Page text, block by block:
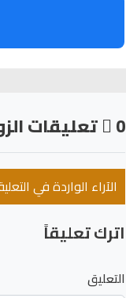
0 تعليقات
الآراء الواردة في
اترك تعليقاً
التعليق